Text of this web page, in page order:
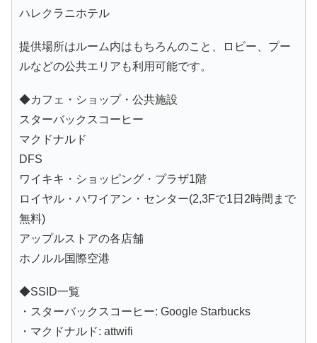
ハレクラニホテル
提供場所はルーム内はもちろんのこと、ロビー、プー
ルなどの公共エリアも利用可能です。
◆カフェ・ショップ・公共施設
スターバックスコーヒー
マクドナルド
DFS
ワイキキ・ショッピング・プラザ1階
ロイヤル・ハワイアン・センター(2,3Fで1日2時間まで
無料)
アップルストアの各店舗
ホノルル国際空港
◆SSID一覧
・スターバックスコーヒー: Google Starbucks
・マクドナルド: attwifi